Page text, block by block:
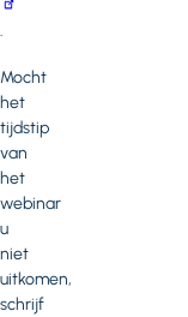
.
Mocht
het
tijdstip
van
het
webinar
u
niet
uitkomen,
schrijf